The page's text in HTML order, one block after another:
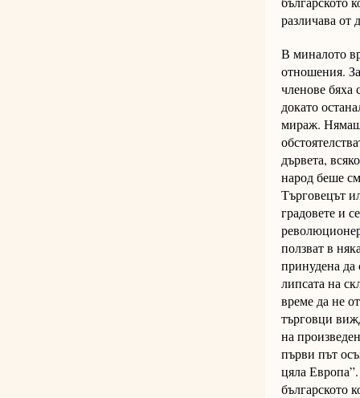
различава от
В миналото
отношения.
членове бяха
докато
мираж.
дървета,
народ беше
Търговецът
градовете и
ползват в
принудена да
липсата на
време да не
търговци
на
първи път
цяла
българското